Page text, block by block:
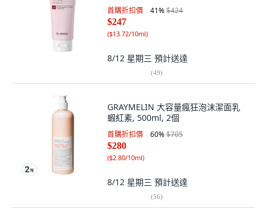
首購折扣價 41%$424
$247
($13.72/10ml)
8/12 星期三 預計送達
(49)
GRAYMELIN 大容量瘋狂泡沫潔面乳
蝦紅素, 500ml, 2個
首購折扣價 60%$705
$280
($2.80/10ml)
8/12 星期三 預計送達
(56)